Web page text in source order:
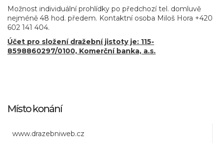
Možnost individuální prohlídky po předchozí tel. domluvě
nejméně 48 hod. předem. Kontaktní osoba Miloš Hora +420
602 141 404.
Účet pro složení dražební jistoty je: 115-
8598860297/0100, Komerční banka, a.s.
Místo konání
www.drazebniweb.cz